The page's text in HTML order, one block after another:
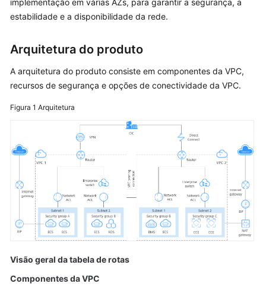
Perguntas
gerais
e
VPCs
e
sub-
redes
EIPs
de
de
implementação em várias AZs, para garantir a segurança, a
estabilidade e a disponibilidade da rede.
Arquitetura do produto
A arquitetura do produto consiste em componentes da VPC,
recursos de segurança e opções de conectividade da VPC.
Figura 1 Arquitetura
Visão geral da tabela de rotas
Componentes da VPC